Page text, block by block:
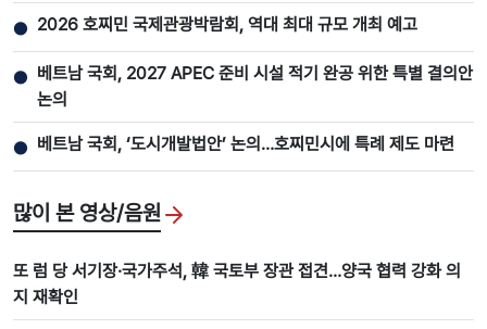
● 2026 호찌민 국제관광박람회, 역대 최대 규모 개최 예고
● 베트남 국회, 2027 APEC 준비 시설 적기 완공 위한 특별 결의안
논의
● 베트남 국회, ‘도시개발법안’ 논의…호찌민시에 특례 제도 마련
많이 본 영상/음원
또 럼 당 서기장·국가주석, 韓 국토부 장관 접견…양국 협력 강화 의
지 재확인